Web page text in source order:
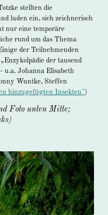
stellten die
luden ein, sich zeichnerisch
nur eine temporäre
rund um das Thema
der Teilnehmenden
der tausend
Johanna Elisabeth
Wuntke, Steffen
hinzugefügten Insekten")
Foto unten Mitte;